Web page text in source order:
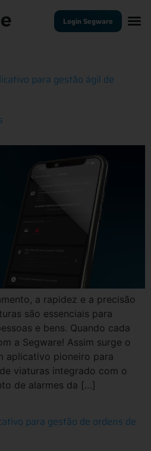
Login Segware
para gestão ágil de
a rapidez e a precisão
são essenciais para
e bens. Quando cada
a Segware! Assim surge o
aplicativo pioneiro para
viaturas integrado com o
de alarmes da […]
para gestão de ordens de